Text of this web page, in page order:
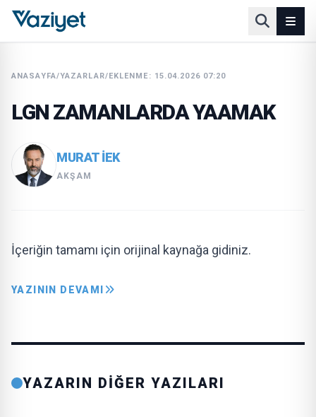
ANASAYFA/YAZARLAR/EKLENME: 15.04.2026 07:20
LGN ZAMANLARDA YAAMAK
MURAT IEK
AKŞAM
İçeriğin tamamı için orijinal kaynağa gidiniz.
YAZININ DEVAMI
YAZARIN DİĞER YAZILARI